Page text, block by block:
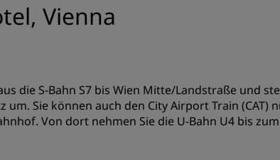
Digitale Services
Vienna
die S-Bahn S7 bis Wien Mitte/Landstraße und
um. Sie können auch den City Airport Train (CAT)
Von dort nehmen Sie die U-Bahn U4 bis